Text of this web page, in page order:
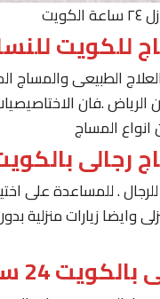
للكويت
الطبيعى والمساج
.فان
المساج
رجالى
للرجال . للمساعدة على
وايضا زيارات منزلية
24 ساعة